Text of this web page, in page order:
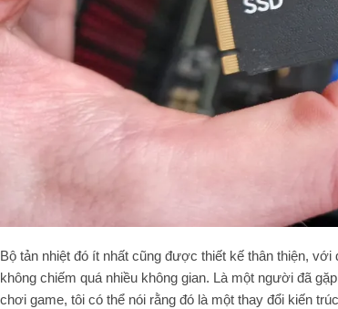
Bộ tản nhiệt đó ít nhất cũng được thiết kế thân thiện,
không chiếm quá nhiều không gian. Là một người đã
chơi game, tôi có thể nói rằng đó là một thay đổi kiến